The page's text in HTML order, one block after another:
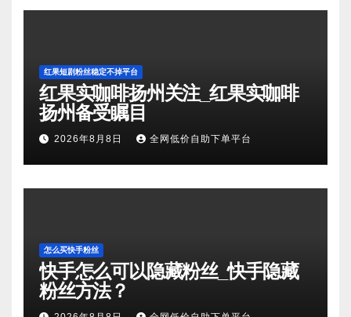
红果短剧粉丝稳定不掉平台
红果实咖啡扬州关注_红果实咖啡
扬州备受瞩目
2026年8月8日 全网低价自助下单平台
怎么买快手粉丝
快手怎么可以隐藏粉丝_快手隐藏
粉丝方法？